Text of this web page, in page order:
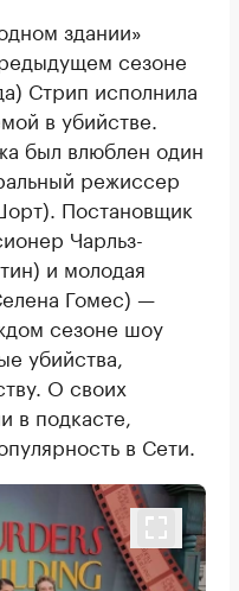
здании»
сезоне
Стрип исполнила
в убийстве.
был влюблен один
режиссер
Постановщик
Чарльз-
и молодая
Гомес) —
сезоне шоу
убийства,
О своих
в подкасте,
в Сети.